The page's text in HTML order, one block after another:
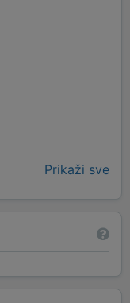
Prikaži sve